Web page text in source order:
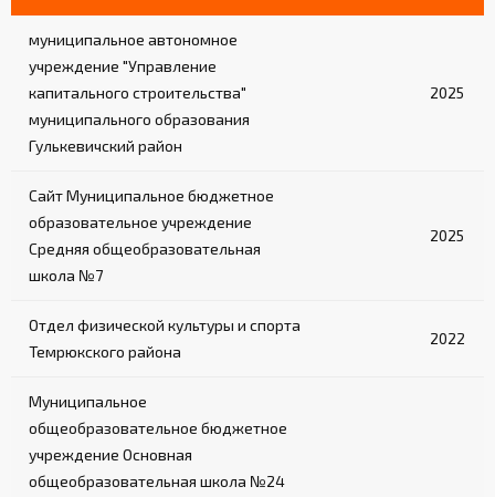
муниципальное автономное
учреждение "Управление
капитального строительства"
муниципального образования
Гулькевичский район
2025
Сайт Муниципальное бюджетное
образовательное учреждение
Средняя общеобразовательная
школа №7
2025
Отдел физической культуры и спорта
Темрюкского района
2022
Муниципальное
общеобразовательное бюджетное
учреждение Основная
общеобразовательная школа №24